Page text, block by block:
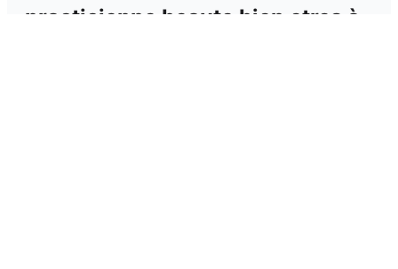
practicienne beaute bien etres à